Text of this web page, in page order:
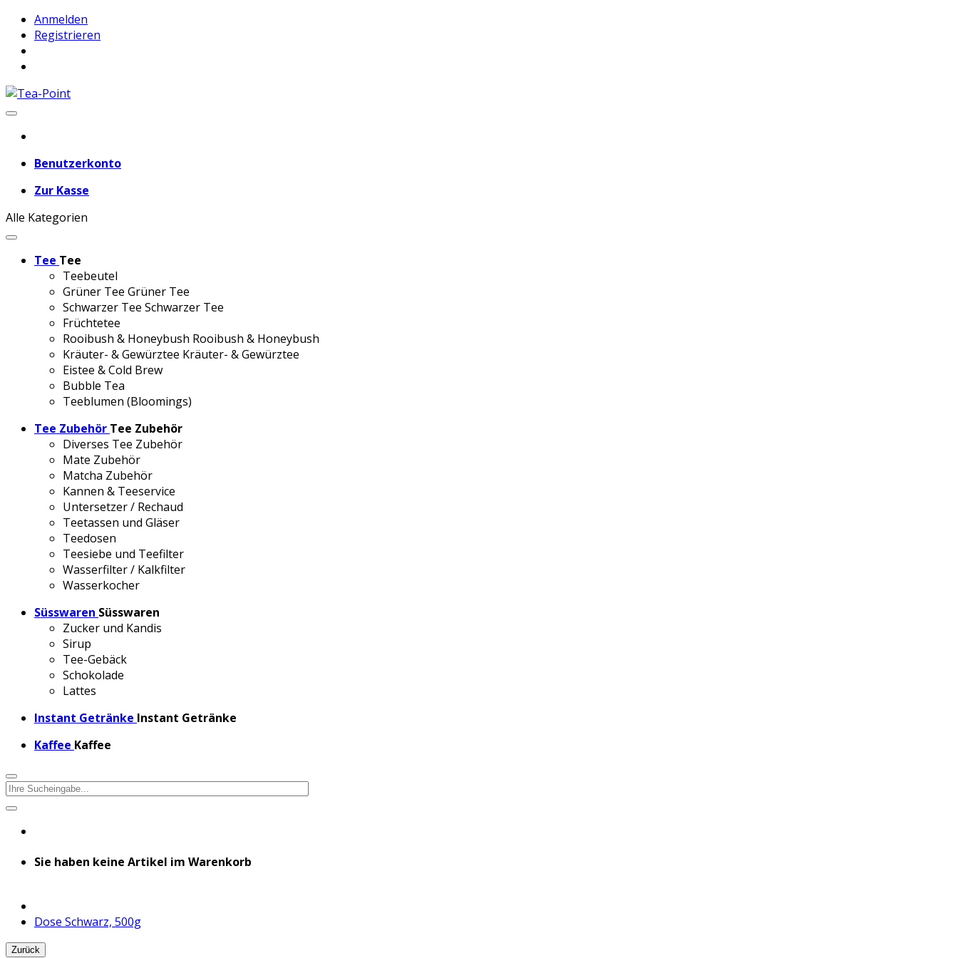
Anmelden
Registrieren
Benutzerkonto
Zur Kasse
Alle Kategorien
Tee Tee
Teebeutel
Grüner Tee Grüner Tee
Schwarzer Tee Schwarzer Tee
Früchtetee
Rooibush & Honeybush Rooibush & Honeybush
Kräuter- & Gewürztee Kräuter- & Gewürztee
Eistee & Cold Brew
Bubble Tea
Teeblumen (Bloomings)
Tee Zubehör Tee Zubehör
Diverses Tee Zubehör
Mate Zubehör
Matcha Zubehör
Kannen & Teeservice
Untersetzer / Rechaud
Teetassen und Gläser
Teedosen
Teesiebe und Teefilter
Wasserfilter / Kalkfilter
Wasserkocher
Süsswaren Süsswaren
Zucker und Kandis
Sirup
Tee-Gebäck
Schokolade
Lattes
Instant Getränke Instant Getränke
Kaffee Kaffee
Sie haben keine Artikel im Warenkorb
Dose Schwarz, 500g
Zurück